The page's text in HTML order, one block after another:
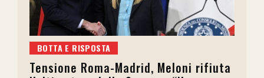
BOTTA E RISPOSTA
Tensione Roma-Madrid, Meloni rifiuta